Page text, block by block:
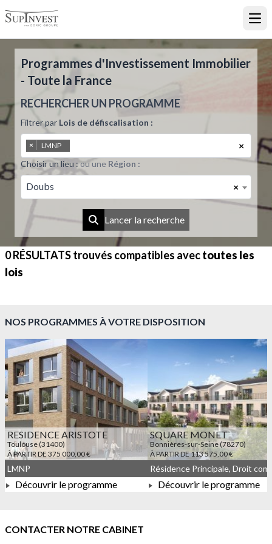
Programmes d'Investissement Immobilier
- Toute la France
RECHERCHER UN PROGRAMME
Filtrer par Lois de défiscalisation :
×
× LMNP
Choisir un lieu :ou une Région :
×
Doubs
Lancer la recherche
0 RÉSULTATStrouvés compatibles avectoutes les
lois
NOS PROGRAMMES À VOTRE DISPOSITION
RESIDENCE ARISTOTE
Toulouse (31400)
À PARTIR DE 375 000,00 €
À PARTIR DE 375 000,00 €
LMNP
Découvrir le programme
SQUARE MONET
Bonnières-sur-Seine (78270)
À PARTIR DE 113 575,00 €
Découvrir le programme
CONTACTER NOTRE CABINET